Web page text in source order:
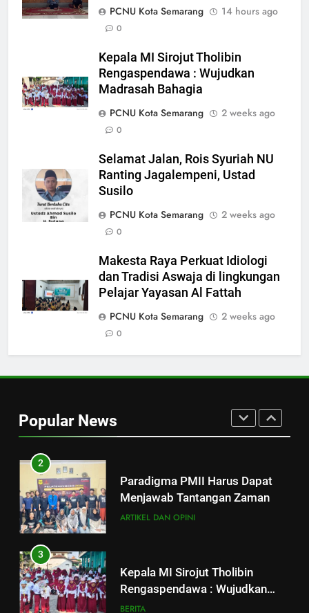
PCNU Kota Semarang
14 hours ago
0
Kepala MI Sirojut Tholibin
Rengaspendawa : Wujudkan
Madrasah Bahagia
PCNU Kota Semarang
2 weeks ago
0
Selamat Jalan, Rois Syuriah NU
Ranting Jagalempeni, Ustad
Susilo
PCNU Kota Semarang
2 weeks ago
0
Makesta Raya Perkuat Idiologi
dan Tradisi Aswaja di lingkungan
Pelajar Yayasan Al Fattah
PCNU Kota Semarang
2 weeks ago
0
Popular News
5
Makesta Raya Perkuat Idiologi
lingkungan Pelajar Yayasan Al
Fattah
BANOM BERITA
6
MENGENANG EYANG
SASTROHAMIJOYO, SANTRI
YANG JADI CARIK DAN
MENDAKWAHKAN ISLAM DI
WONOSALAM DEMAK
ARTIKEL DAN OPINI
7
Insentif Guru MDT kepada
8
Dr. M. Kholidul Adib Soroti
“Kekuatan Perempuan” di SKK
Nasional PB PMII: Kuasai
BERITA
dan Penguatan Ideologi
ASWAJA di Kalangan Generasi Z
2
Paradigma PMII Harus Dapat
Menjawab Tantangan Zaman
ARTIKEL DAN OPINI
3
Kepala MI Sirojut Tholibin
Rengaspendawa : Wujudkan
Madrasah Bahagia
BERITA